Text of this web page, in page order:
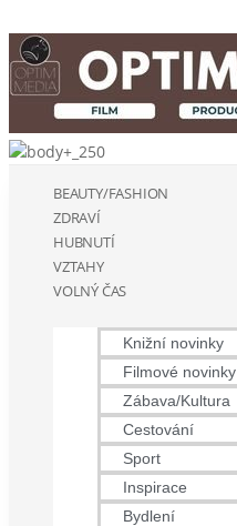
BEAUTY/FASHION
ZDRAVÍ
HUBNUTÍ
VZTAHY
VOLNÝ ČAS
Knižní novinky
Filmové novinky
Zábava/Kultura
Cestování
Sport
Inspirace
Bydlení